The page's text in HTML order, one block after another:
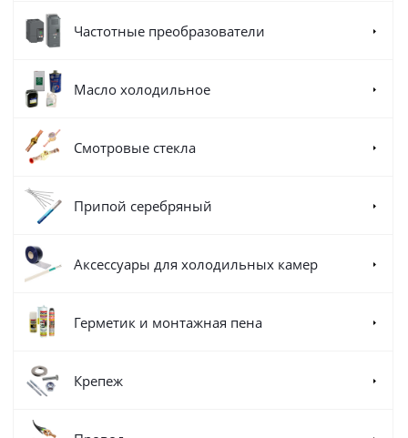
Частотные преобразователи
Масло холодильное
Смотровые стекла
Припой серебряный
Аксессуары для холодильных камер
Герметик и монтажная пена
Крепеж